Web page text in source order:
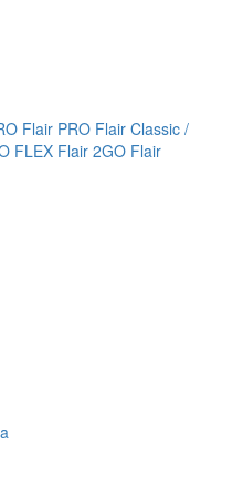
Flair PRO Flair Classic /
FLEX Flair 2GO Flair